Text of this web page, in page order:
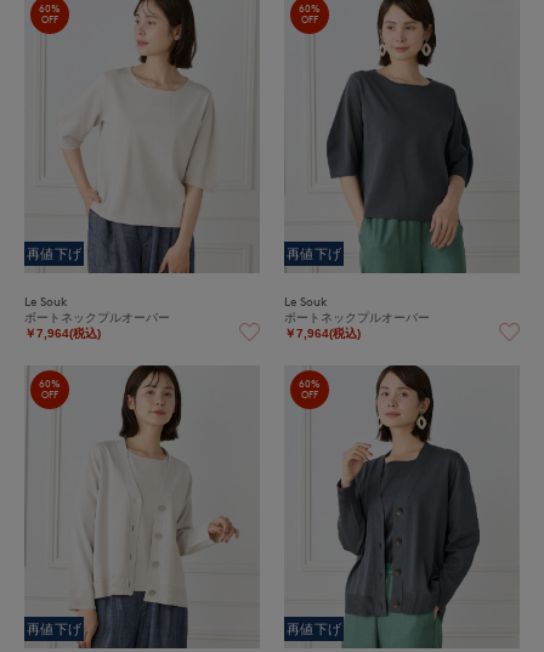
60%
OFF
再値下げ
Le Souk
ボートネックプルオーバー
￥7,964(税込)
60%
OFF
再値下げ
Le Souk
ボートネックプルオーバー
￥7,964(税込)
60%
OFF
再値下げ
60%
OFF
再値下げ